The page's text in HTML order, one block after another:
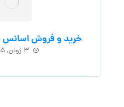
خرید و فروش اسانس
۳ ژوئن, ۲۰۲۵